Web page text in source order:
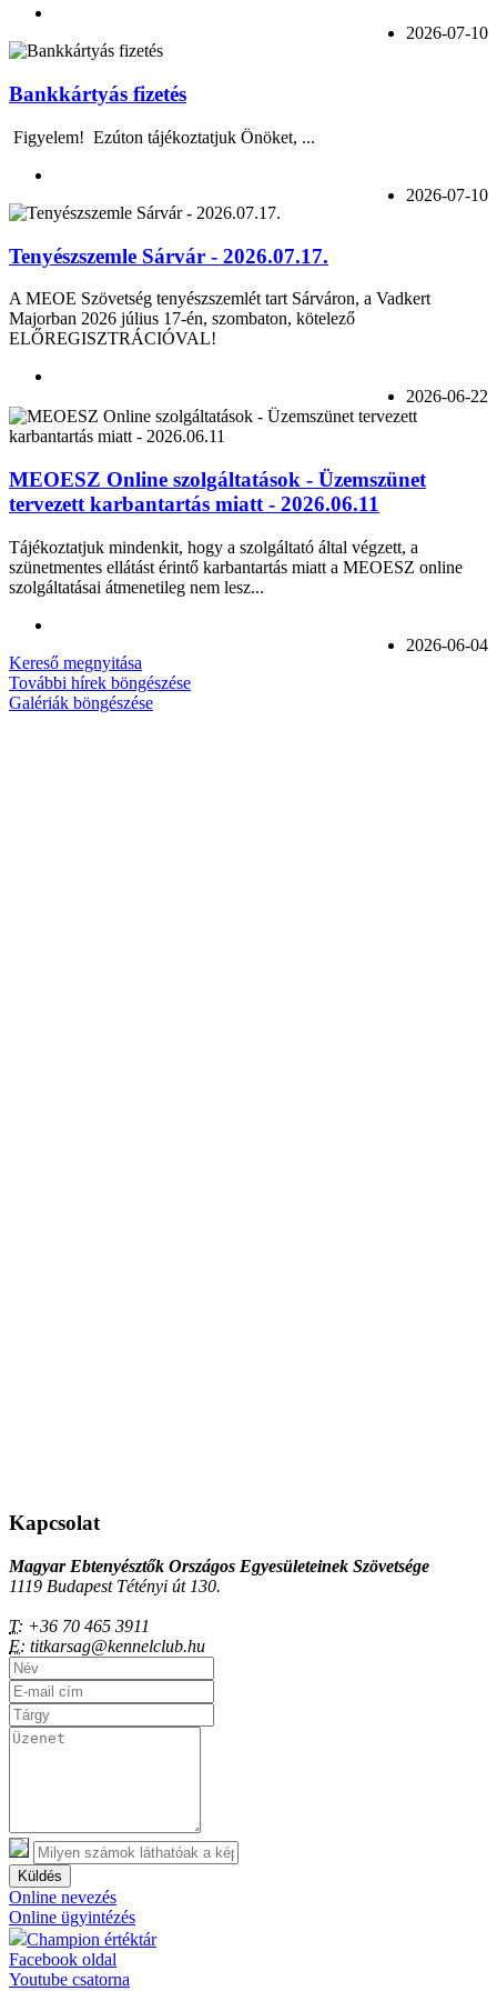
2026-07-10
Bankkártyás fizetés
Figyelem! Ezúton tájékoztatjuk Önöket, ...
2026-07-10
Tenyészszemle Sárvár - 2026.07.17.
A MEOE Szövetség tenyészszemlét tart Sárváron, a Vadkert
Majorban 2026 július 17-én, szombaton, kötelező
ELŐREGISZTRÁCIÓVAL!
2026-06-22
MEOESZ Online szolgáltatások - Üzemszünet
tervezett karbantartás miatt - 2026.06.11
Tájékoztatjuk mindenkit, hogy a szolgáltató által végzett, a
szünetmentes ellátást érintő karbantartás miatt a MEOESZ online
szolgáltatásai átmenetileg nem lesz...
2026-06-04
Kereső megnyitása
További hírek böngészése
Galériák böngészése
Kapcsolat
Magyar Ebtenyésztők Országos Egyesületeinek Szövetsége
1119 Budapest Tétényi út 130.
T: +36 70 465 3911
E: titkarsag@kennelclub.hu
Küldés
Online nevezés
Online ügyintézés
Champion értéktár
Facebook oldal
Youtube csatorna